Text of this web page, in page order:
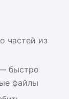
частей из
быстро
файлы